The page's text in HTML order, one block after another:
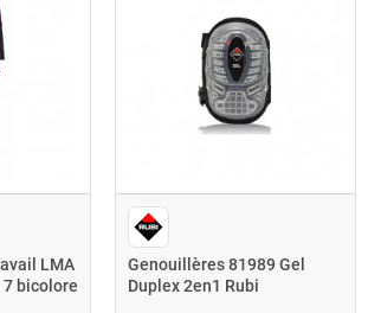
LMA
bicolore
Genouillères 81989 Gel
Duplex 2en1 Rubi